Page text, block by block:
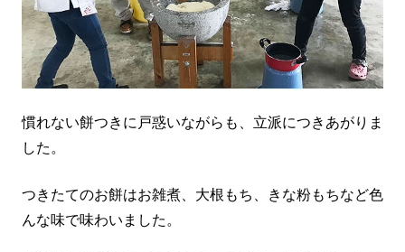
慣れない餅つきに戸惑いながらも、立派につきあがりま
した。
つきたてのお餅はお雑煮、大根もち、きな粉もちなど色
んな味で味わいました。